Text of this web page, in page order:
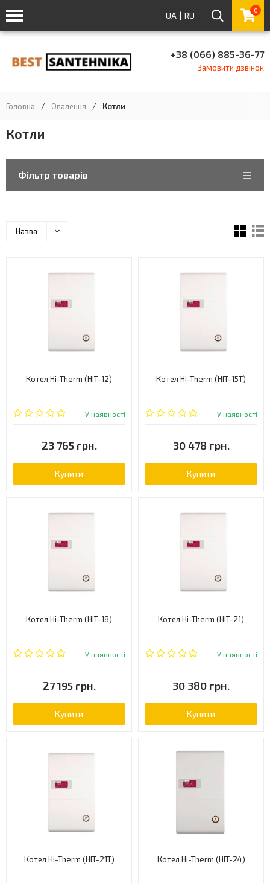
UA | RU 0
+38 (066) 885-36-77
Замовити дзвінок
Головна / Опалення / Котли
Котли
Фільтр товарів
Назва
Котел Hi-Therm (HIT-12)
У наявності
23 765 грн.
Купити
Котел Hi-Therm (HIT-15T)
У наявності
30 478 грн.
Купити
Котел Hi-Therm (HIT-18)
У наявності
27 195 грн.
Купити
Котел Hi-Therm (HIT-21)
У наявності
30 380 грн.
Купити
Котел Hi-Therm (HIT-21T) Котел Hi-Therm (HIT-24)